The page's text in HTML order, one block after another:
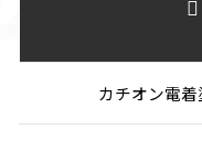
カチオン電